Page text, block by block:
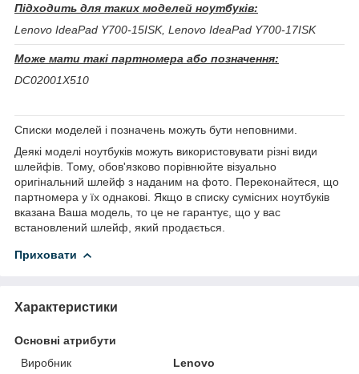
Підходить для таких моделей ноутбуків:
Lenovo IdeaPad Y700-15ISK, Lenovo IdeaPad Y700-17ISK
Може мати такі партномера або позначення:
DC02001X510
Списки моделей і позначень можуть бути неповними.
Деякі моделі ноутбуків можуть використовувати різні види
шлейфів. Тому, обов'язково порівнюйте візуально
оригінальний шлейф з наданим на фото. Переконайтеся, що
партномера у їх однакові. Якщо в списку сумісних ноутбуків
вказана Ваша модель, то це не гарантує, що у вас
встановлений шлейф, який продається.
Приховати
Характеристики
Основні атрибути
Виробник
Lenovo